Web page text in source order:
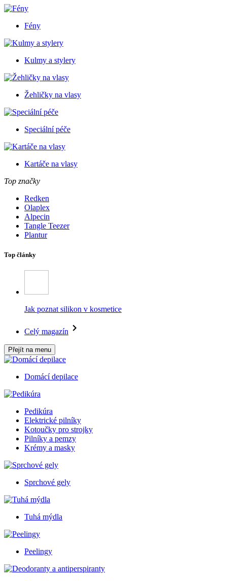
Fény
Kulmy a stylery
Žehličky na vlasy
Speciální péče
Kartáče na vlasy
Top značky
Redken
Olaplex
Alpecin
Tangle Teezer
Plantur
Top články
Jak poznat silikon v kosmetice
Celý magazín
Přejít na menu
Domácí depilace
Pedikúra
Elektrické pilníky
Kotoučky pro strojky
Pilníky a pemzy
Krémy a masky
Sprchové gely
Tuhá mýdla
Peelingy